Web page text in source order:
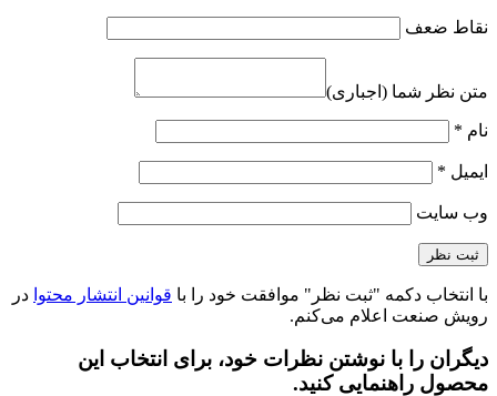
نقاط ضعف
متن نظر شما (اجباری)
نام *
ایمیل *
وب‌ سایت
با انتخاب دکمه "ثبت نظر" موافقت خود را با قوانین انتشار محتوا در
رویش صنعت اعلام می‌کنم.
دیگران را با نوشتن نظرات خود، برای انتخاب این
محصول راهنمایی کنید.